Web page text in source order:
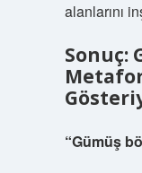
alanlarını
Sonuç:
“Gümüş